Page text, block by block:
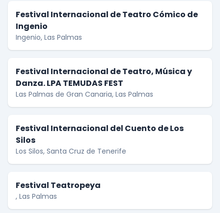
Festival Internacional de Teatro Cómico de
Ingenio
Ingenio, Las Palmas
Festival Internacional de Teatro, Música y
Danza. LPA TEMUDAS FEST
Las Palmas de Gran Canaria, Las Palmas
Festival Internacional del Cuento de Los
Silos
Los Silos, Santa Cruz de Tenerife
Festival Teatropeya
, Las Palmas